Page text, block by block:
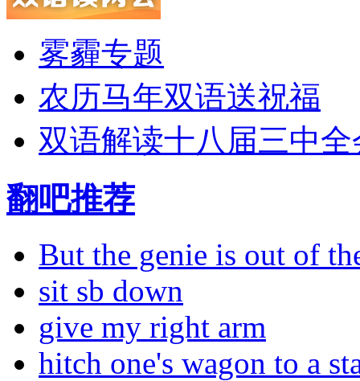
雾霾专题
农历马年双语送祝福
双语解读十八届三中全
翻吧推荐
But the genie is out of
sit sb down
give my right arm
hitch one's wagon to a